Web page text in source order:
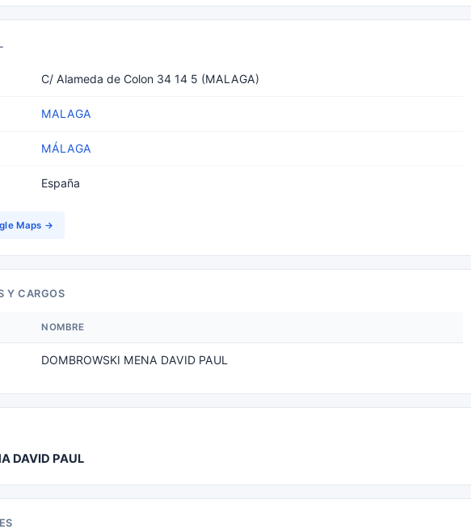
C/ Alameda de Colon 34 14 5 (MALAGA)
MALAGA
MÁLAGA
España
Maps →
Y CARGOS
NOMBRE
DOMBROWSKI MENA DAVID PAUL
DAVID PAUL